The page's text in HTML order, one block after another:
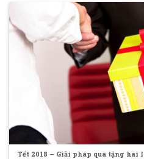
Tết 2018 – Giải pháp quà tặng hài